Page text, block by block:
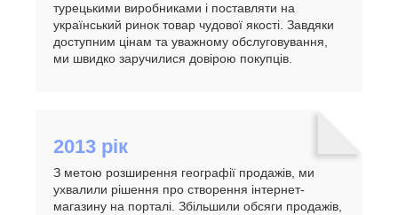
турецькими виробниками і поставляти на
український ринок товар чудової якості. Завдяки
доступним цінам та уважному обслуговування,
ми швидко заручилися довірою покупців.
2013 рік
З метою розширення географії продажів, ми
ухвалили рішення про створення інтернет-
магазину на порталі. Збільшили обсяги продажів,